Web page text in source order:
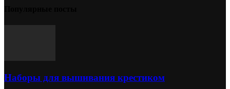
Наборы для вышивания крестиком